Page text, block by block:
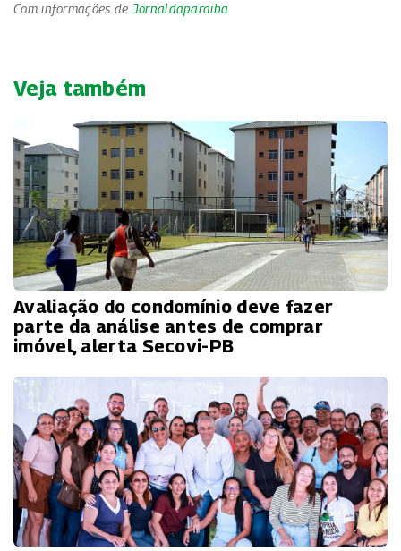
Com informações de Jornaldaparaiba
Veja também
Avaliação do condomínio deve fazer
parte da análise antes de comprar
imóvel, alerta Secovi-PB